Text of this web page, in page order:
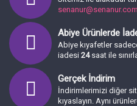
senanur@senanur.com
Abiye Ürünlerde
Abiye kıyafetler
iadesi 24 saat ile
Gerçek İndirim
İndirimlerimizi diğer
kıyaslayın. Aynı